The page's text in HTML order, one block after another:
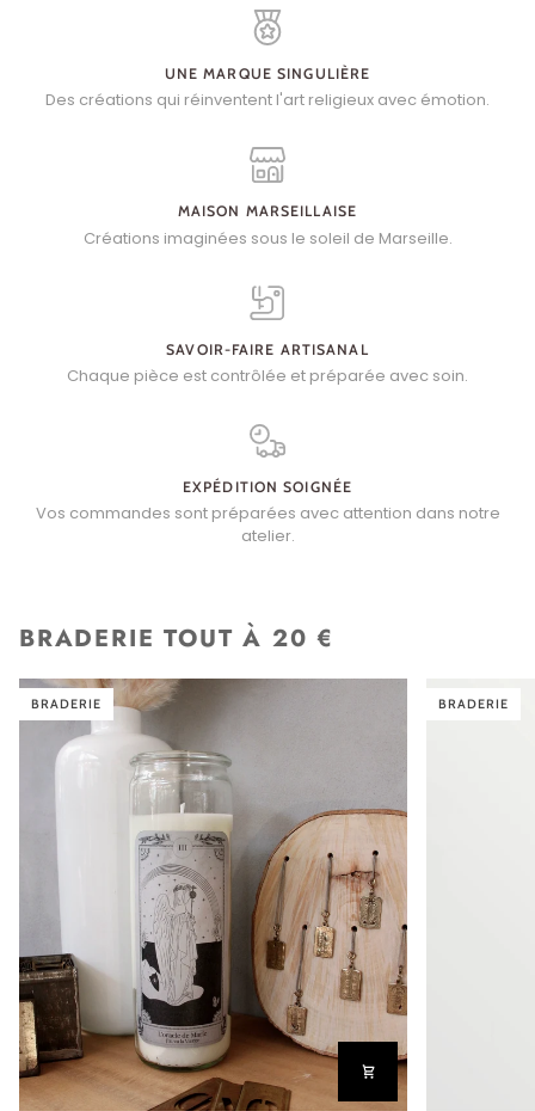
UNE MARQUE SINGULIÈRE
Des créations qui réinventent l'art religieux avec émotion.
MAISON MARSEILLAISE
Créations imaginées sous le soleil de Marseille.
SAVOIR-FAIRE ARTISANAL
Chaque pièce est contrôlée et préparée avec soin.
EXPÉDITION SOIGNÉE
Vos commandes sont préparées avec attention dans notre
atelier.
BRADERIE TOUT À 20 €
BRADERIE BRADERIE